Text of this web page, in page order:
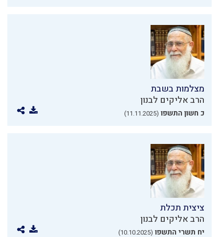
מצלמות בשבת
הרב אליקים לבנון
כ חשון התשפו (11.11.2025)
ציצית תכלת
הרב אליקים לבנון
יח תשרי התשפו (10.10.2025)